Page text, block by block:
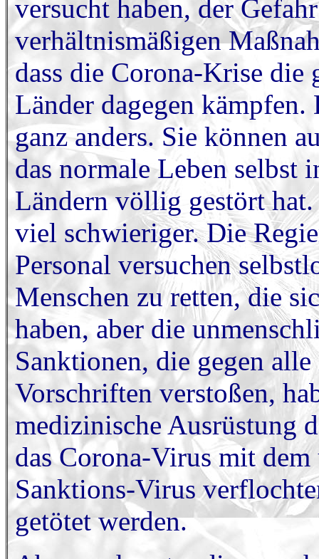
versucht haben, der
verhältnismäßigen
dass die Corona-Krise die
Länder dagegen
ganz anders. Sie können
das normale Leben selbst
Ländern völlig gestört
viel schwieriger. Die
Personal versuchen
Menschen zu retten, die
haben, aber die
Sanktionen, die gegen
Vorschriften verstoßen,
medizinische Ausrüstung
das Corona-Virus mit
Sanktions-Virus
getötet werden.